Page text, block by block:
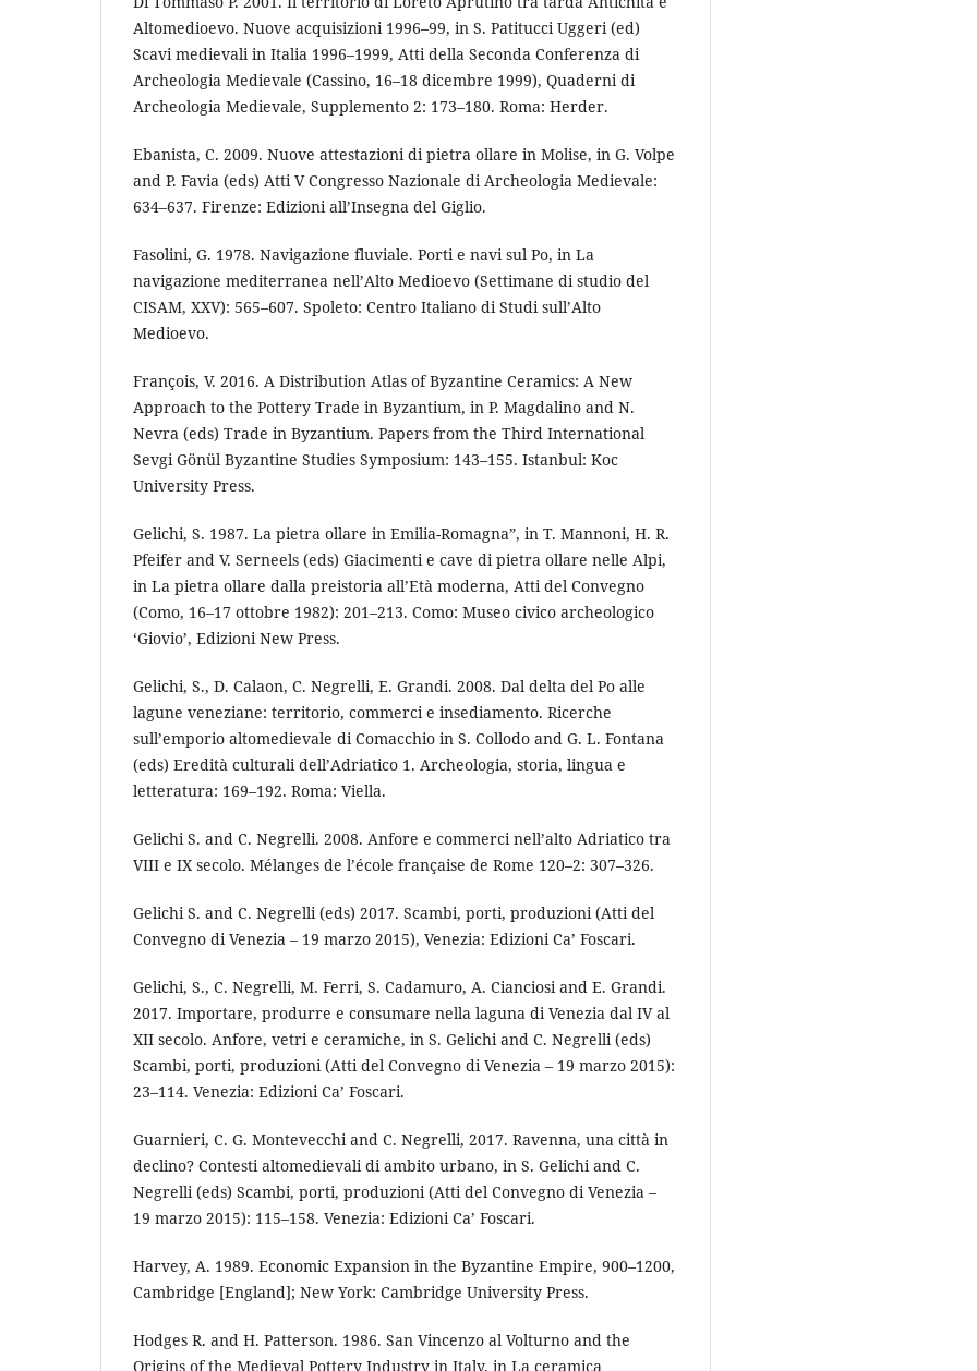
Altomedioevo. Nuove acquisizioni 1996–99, in S. Patitucci Uggeri (ed)
Scavi medievali in Italia 1996–1999, Atti della Seconda Conferenza di
Archeologia Medievale (Cassino, 16–18 dicembre 1999), Quaderni di
Archeologia Medievale, Supplemento 2: 173–180. Roma: Herder.
Ebanista, C. 2009. Nuove attestazioni di pietra ollare in Molise, in G. Volpe
and P. Favia (eds) Atti V Congresso Nazionale di Archeologia Medievale:
634–637. Firenze: Edizioni all’Insegna del Giglio.
Fasolini, G. 1978. Navigazione fluviale. Porti e navi sul Po, in La
navigazione mediterranea nell’Alto Medioevo (Settimane di studio del
CISAM, XXV): 565–607. Spoleto: Centro Italiano di Studi sull’Alto
Medioevo.
François, V. 2016. A Distribution Atlas of Byzantine Ceramics: A New
Approach to the Pottery Trade in Byzantium, in P. Magdalino and N.
Nevra (eds) Trade in Byzantium. Papers from the Third International
Sevgi Gönül Byzantine Studies Symposium: 143–155. Istanbul: Koc
University Press.
Gelichi, S. 1987. La pietra ollare in Emilia-Romagna”, in T. Mannoni, H. R.
Pfeifer and V. Serneels (eds) Giacimenti e cave di pietra ollare nelle Alpi,
in La pietra ollare dalla preistoria all’Età moderna, Atti del Convegno
(Como, 16–17 ottobre 1982): 201–213. Como: Museo civico archeologico
‘Giovio’, Edizioni New Press.
Gelichi, S., D. Calaon, C. Negrelli, E. Grandi. 2008. Dal delta del Po alle
lagune veneziane: territorio, commerci e insediamento. Ricerche
sull’emporio altomedievale di Comacchio in S. Collodo and G. L. Fontana
(eds) Eredità culturali dell’Adriatico 1. Archeologia, storia, lingua e
letteratura: 169–192. Roma: Viella.
Gelichi S. and C. Negrelli. 2008. Anfore e commerci nell’alto Adriatico tra
VIII e IX secolo. Mélanges de l’école française de Rome 120–2: 307–326.
Gelichi S. and C. Negrelli (eds) 2017. Scambi, porti, produzioni (Atti del
Convegno di Venezia – 19 marzo 2015), Venezia: Edizioni Ca’ Foscari.
Gelichi, S., C. Negrelli, M. Ferri, S. Cadamuro, A. Cianciosi and E. Grandi.
2017. Importare, produrre e consumare nella laguna di Venezia dal IV al
XII secolo. Anfore, vetri e ceramiche, in S. Gelichi and C. Negrelli (eds)
Scambi, porti, produzioni (Atti del Convegno di Venezia – 19 marzo 2015):
23–114. Venezia: Edizioni Ca’ Foscari.
Guarnieri, C. G. Montevecchi and C. Negrelli, 2017. Ravenna, una città in
declino? Contesti altomedievali di ambito urbano, in S. Gelichi and C.
Negrelli (eds) Scambi, porti, produzioni (Atti del Convegno di Venezia –
19 marzo 2015): 115–158. Venezia: Edizioni Ca’ Foscari.
Harvey, A. 1989. Economic Expansion in the Byzantine Empire, 900–1200,
Cambridge [England]; New York: Cambridge University Press.
Hodges R. and H. Patterson. 1986. San Vincenzo al Volturno and the
Origins of the Medieval Pottery Industry in Italy, in La ceramica